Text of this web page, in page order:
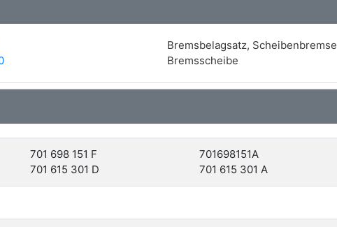
Bremsbelagsatz, Scheibenbremse
Bremsscheibe
701 698 151 F 701698151A
701 615 301 D 701 615 301 A